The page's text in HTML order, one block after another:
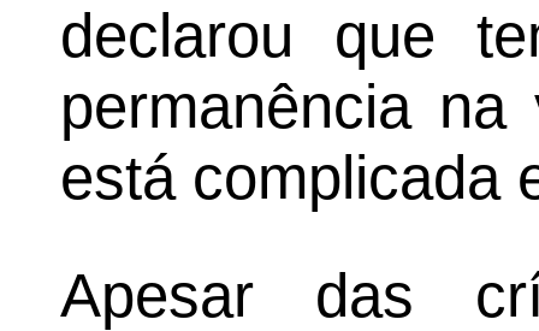
declarou que
permanência
está complicada
Apesar das